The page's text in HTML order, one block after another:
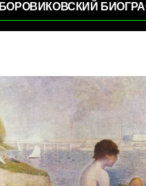
БОРОВИКОВСКИЙ